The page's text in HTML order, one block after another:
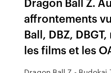
affrontements
Ball, DBZ,
les films et les